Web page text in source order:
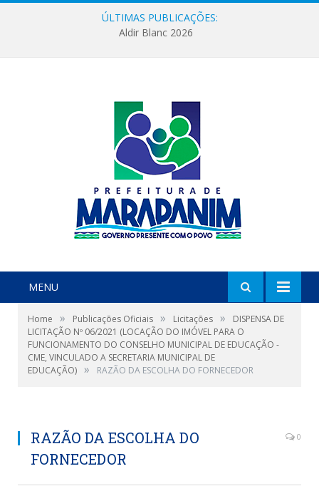
ÚLTIMAS PUBLICAÇÕES:
Aldir Blanc 2026
MENU
Home » Publicações Oficiais » Licitações »
DISPENSA DE
LICITAÇÃO Nº 06/2021 (LOCAÇÃO DO IMÓVEL PARA O
FUNCIONAMENTO DO CONSELHO MUNICIPAL DE EDUCAÇÃO -
CME, VINCULADO A SECRETARIA MUNICIPAL DE
EDUCAÇÃO) » RAZÃO DA ESCOLHA DO FORNECEDOR
RAZÃO DA ESCOLHA DO
FORNECEDOR
0